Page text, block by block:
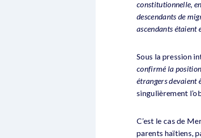
constitutionnelle,
descendants de
ascendants étaient
Sous la pression
confirmé la
étrangers devaient
singulièrement
C’est le cas de
parents haïtiens,